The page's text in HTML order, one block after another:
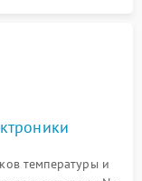
температуры и